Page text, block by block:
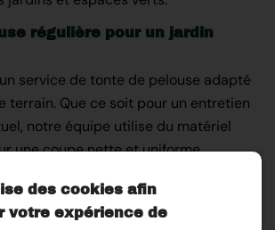
régulière pour un jardin
service de tonte de pelouse adapté
terrain. Que ce soit pour un entretien
notre équipe utilise du matériel
une coupe nette et uniforme,
des cookies afin
votre expérience de